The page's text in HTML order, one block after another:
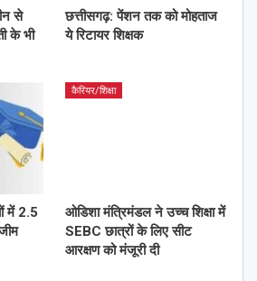
से
के भी
छत्तीसगढ़: पेंशन तक को मोहताज
ये रिटायर शिक्षक
में 2.5
कैरियर/शिक्षा
ओडिशा मंत्रिमंडल ने उच्च शिक्षा में
SEBC छात्रों के लिए सीट
आरक्षण को मंजूरी दी